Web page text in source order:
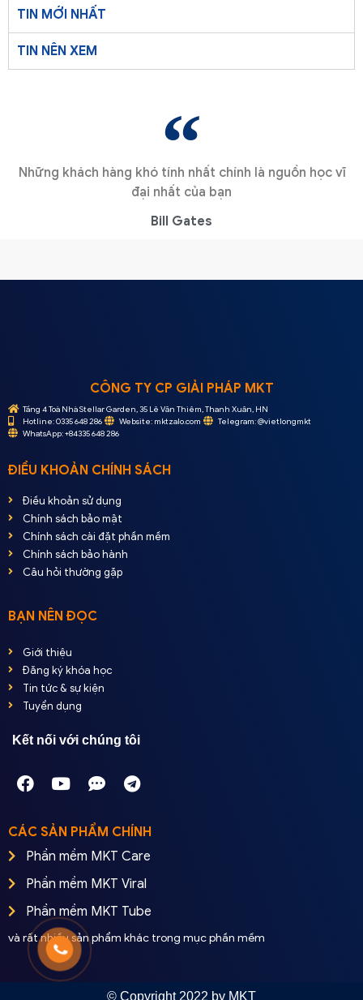
TIN MỚI NHẤT
TIN NÊN XEM
Những khách hàng khó tính nhất chính là nguồn học vĩ
đại nhất của bạn
Bill Gates
CÔNG TY CP GIẢI PHÁP MKT
Tầng 4 Toà Nhà Stellar Garden, 35 Lê Văn Thiêm, Thanh Xuân, HN
Hotline: 0335 648 286
Website: mktzalo.com
Telegram: @vietlongmkt
WhatsApp: +84335 648 286
ĐIỀU KHOẢN CHÍNH SÁCH
Điều khoản sử dụng
Chính sách bảo mật
Chính sách cài đặt phần mềm
Chính sách bảo hành
Câu hỏi thường gặp
BẠN NÊN ĐỌC
Giới thiệu
Đăng ký khóa học
Tin tức & sự kiện
Tuyển dụng
Kết nối với chúng tôi
CÁC SẢN PHẨM CHÍNH
Phần mềm MKT Care
Phần mềm MKT Viral
Phần mềm MKT Tube
và rất nhiều sản phẩm khác trong mục phần mềm
© Copyright 2022 by MKT